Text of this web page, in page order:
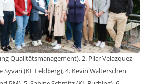
Qualitätsmanagement), 2. Pilar Velazquez
Syväri (KL Feldberg), 4. Kevin Walterschen